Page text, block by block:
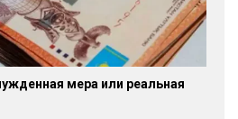
мера или реальная